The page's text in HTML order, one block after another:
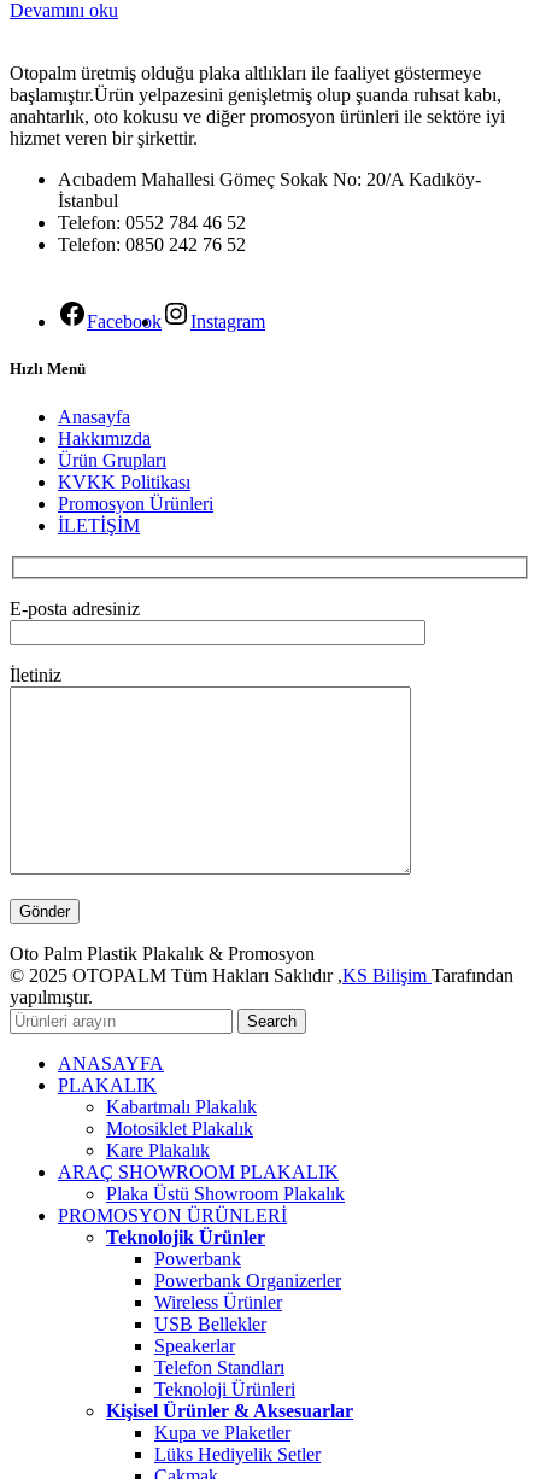
Devamını oku
Otopalm üretmiş olduğu plaka altlıkları ile faaliyet göstermeye
başlamıştır.Ürün yelpazesini genişletmiş olup şuanda ruhsat kabı,
anahtarlık, oto kokusu ve diğer promosyon ürünleri ile sektöre iyi
hizmet veren bir şirkettir.
Acıbadem Mahallesi Gömeç Sokak No: 20/A Kadıköy-
İstanbul
Telefon: 0552 784 46 52
Telefon: 0850 242 76 52
Facebook Instagram
Hızlı Menü
Anasayfa
Hakkımızda
Ürün Grupları
KVKK Politikası
Promosyon Ürünleri
İLETİŞİM
E-posta adresiniz
İletiniz
Oto Palm Plastik Plakalık & Promosyon
© 2025 OTOPALM Tüm Hakları Saklıdır ,KS Bilişim Tarafından
yapılmıştır.
Search
ANASAYFA
PLAKALIK
Kabartmalı Plakalık
Motosiklet Plakalık
Kare Plakalık
ARAÇ SHOWROOM PLAKALIK
Plaka Üstü Showroom Plakalık
PROMOSYON ÜRÜNLERİ
Teknolojik Ürünler
Powerbank
Powerbank Organizerler
Wireless Ürünler
USB Bellekler
Speakerlar
Telefon Standları
Teknoloji Ürünleri
Kişisel Ürünler & Aksesuarlar
Kupa ve Plaketler
Lüks Hediyelik Setler